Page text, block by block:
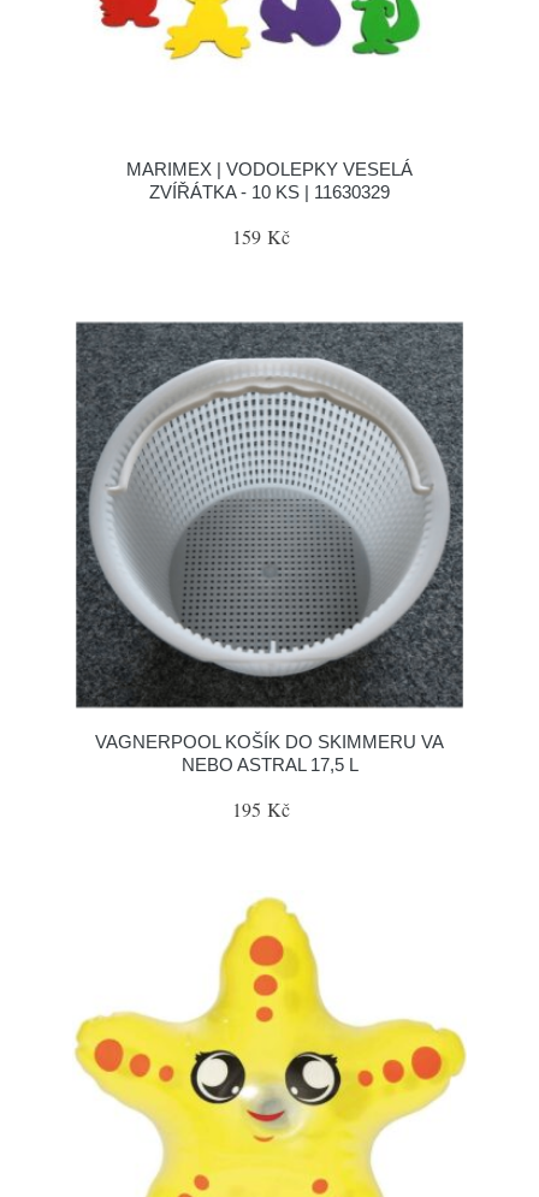
MARIMEX | VODOLEPKY VESELÁ
ZVÍŘÁTKA - 10 KS | 11630329
159 Kč
VAGNERPOOL KOŠÍK DO SKIMMERU VA
NEBO ASTRAL 17,5 L
195 Kč